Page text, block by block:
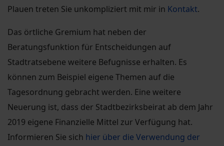
Plauen treten Sie unkompliziert mit mir in Kontakt.
Das örtliche Gremium hat neben der
Beratungsfunktion für Entscheidungen auf
Stadtratsebene weitere Befugnisse erhalten. Es
können zum Beispiel eigene Themen auf die
Tagesordnung gebracht werden. Eine weitere
Neuerung ist, dass der Stadtbezirksbeirat ab dem Jahr
2019 eigene Finanzielle Mittel zur Verfügung hat.
Informieren Sie sich hier über die Verwendung der